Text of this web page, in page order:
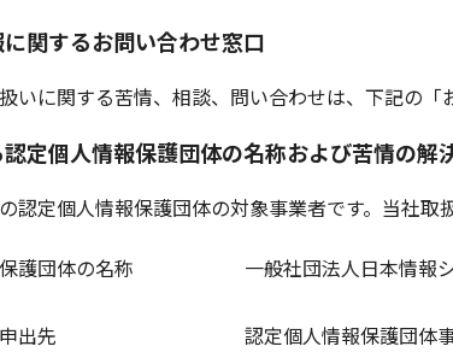
関するお問い合わせ窓口
いに関する苦情、相談、問い合わせは、下記の
定個人情報保護団体の名称および苦情の解
認定個人情報保護団体の対象事業者です。当社取
護団体の名称 一般社団法人日本情報
出先 認定個人情報保護団